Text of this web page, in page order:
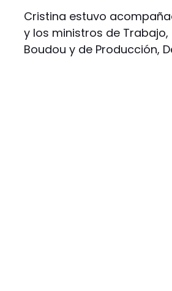
Cristina estuvo
y los ministros de
Boudou y de Producción,